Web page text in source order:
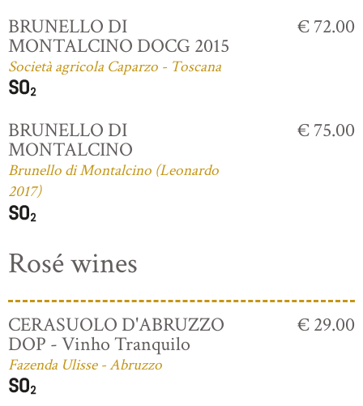
BRUNELLO DI
MONTALCINO DOCG 2015
Società agricola Caparzo - Toscana
€ 72.00
BRUNELLO DI
MONTALCINO
Brunello di Montalcino (Leonardo
2017)
€ 75.00
Rosé wines
CERASUOLO D'ABRUZZO
DOP - Vinho Tranquilo
Fazenda Ulisse - Abruzzo
€ 29.00